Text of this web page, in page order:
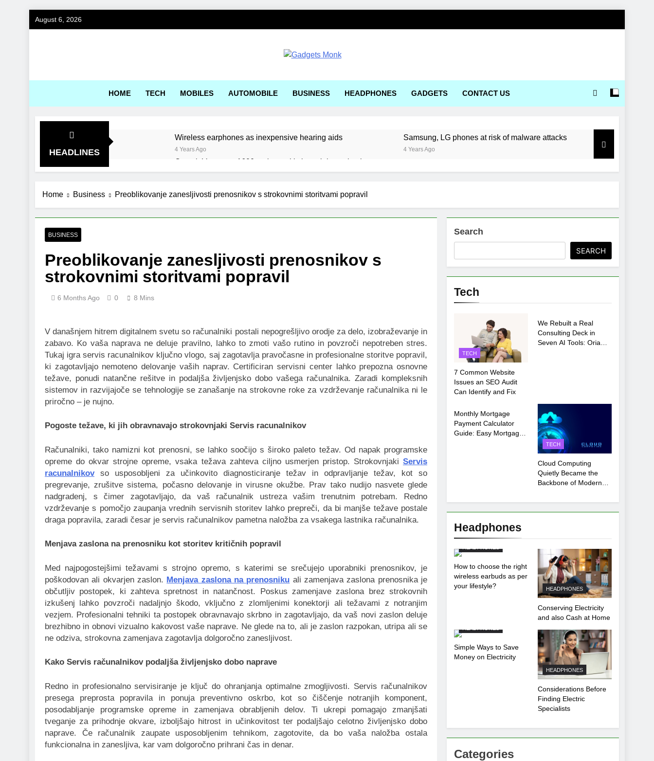
August 6, 2026
HOME TECH MOBILES AUTOMOBILE BUSINESS HEADPHONES GADGETS CONTACT US
HEADLINES
Wireless earphones as inexpensive hearing aids
4 Years Ago
Samsung, LG phones at risk of malware attacks
4 Years Ago
Corsair Voyager a1600 review: a kitchen sink gaming laptop
4 Years Ago
4 Years Ago
Best Engineering Tools and Measurement Equipment Available in India
Pre-Installation Checklist: Checking Microsoft Office 2021 System Requirements Before Setup
What Is a Hardware Wallet Card? Everything You Need to Know
2 Weeks Ago
Benefits of Choosing xx7 apk for Android Mobile Gaming
Exploring the Mobile Gaming Features Available in ie777 game
2 Weeks Ago
Home Business Preoblikovanje zanesljivosti prenosnikov s strokovnimi storitvami popravil
BUSINESS
Preoblikovanje zanesljivosti prenosnikov s
strokovnimi storitvami popravil
6 Months Ago 0 8 Mins
V današnjem hitrem digitalnem svetu so računalniki postali nepogrešljivo orodje za delo, izobraževanje in
zabavo. Ko vaša naprava ne deluje pravilno, lahko to zmoti vašo rutino in povzroči nepotreben stres.
Tukaj igra servis racunalnikov ključno vlogo, saj zagotavlja pravočasne in profesionalne storitve popravil,
ki zagotavljajo nemoteno delovanje vaših naprav. Certificiran servisni center lahko prepozna osnovne
težave, ponudi natančne rešitve in podaljša življenjsko dobo vašega računalnika. Zaradi kompleksnih
sistemov in razvijajoče se tehnologije se zanašanje na strokovne roke za vzdrževanje računalnika ni le
priročno – je nujno.
Pogoste težave, ki jih obravnavajo strokovnjaki Servis racunalnikov
Računalniki, tako namizni kot prenosni, se lahko soočijo s široko paleto težav. Od napak programske
opreme do okvar strojne opreme, vsaka težava zahteva ciljno usmerjen pristop. Strokovnjaki Servis
racunalnikovso usposobljeni za učinkovito diagnosticiranje težav in odpravljanje težav, kot so
pregrevanje, zrušitve sistema, počasno delovanje in virusne okužbe. Prav tako nudijo nasvete glede
nadgradenj, s čimer zagotavljajo, da vaš računalnik ustreza vašim trenutnim potrebam. Redno
vzdrževanje s pomočjo zaupanja vrednih servisnih storitev lahko prepreči, da bi manjše težave postale
draga popravila, zaradi česar je servis računalnikov pametna naložba za vsakega lastnika računalnika.
Menjava zaslona na prenosniku kot storitev kritičnih popravil
Med najpogostejšimi težavami s strojno opremo, s katerimi se srečujejo uporabniki prenosnikov, je
poškodovan ali okvarjen zaslon. Menjava zaslona na prenosniku ali zamenjava zaslona prenosnika je
občutljiv postopek, ki zahteva spretnost in natančnost. Poskus zamenjave zaslona brez strokovnih
izkušenj lahko povzroči nadaljnjo škodo, vključno z zlomljenimi konektorji ali težavami z notranjim
vezjem. Profesionalni tehniki ta postopek obravnavajo skrbno in zagotavljajo, da vaš novi zaslon deluje
brezhibno in obnovi vizualno kakovost vaše naprave. Ne glede na to, ali je zaslon razpokan, utripa ali se
ne odziva, strokovna zamenjava zagotavlja dolgoročno zanesljivost.
Kako Servis računalnikov podaljša življenjsko dobo naprave
Redno in profesionalno servisiranje je ključ do ohranjanja optimalne zmogljivosti. Servis računalnikov
presega preprosta popravila in ponuja preventivno oskrbo, kot so čiščenje notranjih komponent,
posodabljanje programske opreme in zamenjava obrabljenih delov. Ti ukrepi pomagajo zmanjšati
tveganje za prihodnje okvare, izboljšajo hitrost in učinkovitost ter podaljšajo celotno življenjsko dobo
naprave. Če računalnik zaupate usposobljenim tehnikom, zagotovite, da bo vaša naložba ostala
funkcionalna in zanesljiva, kar vam dolgoročno prihrani čas in denar.
Search
SEARCH
Tech
TECH
7 Common Website
Issues an SEO Audit
Can Identify and Fix
We Rebuilt a Real
Consulting Deck in
Seven AI Tools: Oria
TECH
Monthly Mortgage
Payment Calculator
Guide: Easy Mortgage
TECH
Cloud Computing
Quietly Became the
Backbone of Modern
Headphones
How to choose the right
wireless earbuds as per
your lifestyle?
HEADPHONES
Conserving Electricity
and also Cash at Home
Simple Ways to Save
Money on Electricity
HEADPHONES
Considerations Before
Finding Electric
Specialists
Categories